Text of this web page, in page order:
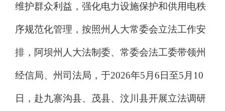
维护群众利益，强化电力设施保护和供用电秩
序规范化管理 ，按照州人大常委会立法工作安
排，阿坝州人大法制委、常委会法工委带领州
经信局、州司法局，于2026年5 月6日至5 月 10
日， 赴九寨沟县、茂县、汶川县开展立法调研